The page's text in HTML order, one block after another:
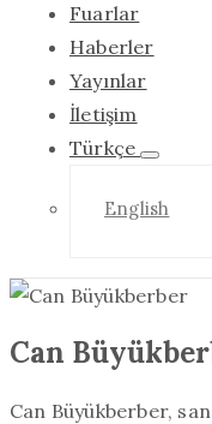
Fuarlar
Haberler
Yayınlar
İletişim
Türkçe
English
Can
Can Büyükberber,